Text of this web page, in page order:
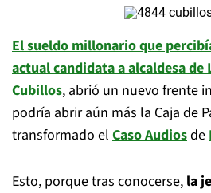
El sueldo millonario que
actual candidata a alcaldesa de
Cubillos, abrió un nuevo frente
podría abrir aún más la Caja de
transformado el Caso Audiosde
Esto, porque tras conocerse, la